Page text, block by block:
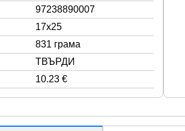
97238890007
17x25
831 грама
ТВЪРДИ
10.23 €